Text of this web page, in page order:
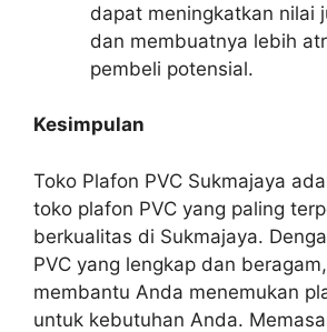
dapat meningkatkan nilai
dan membuatnya lebih
pembeli potensial.
Kesimpulan
Toko Plafon PVC Sukmajaya
toko plafon PVC yang paling
berkualitas di Sukmajaya.
PVC yang lengkap dan
membantu Anda menemukan
untuk kebutuhan Anda.